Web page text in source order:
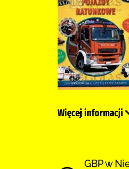
Więcej informacji
GBP w